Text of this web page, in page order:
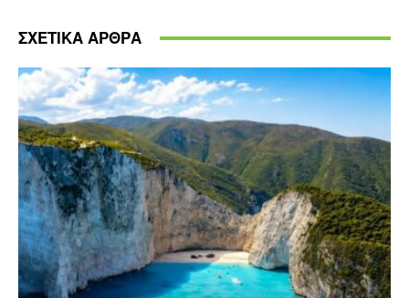
ΣΧΕΤΙΚΑ ΑΡΘΡΑ